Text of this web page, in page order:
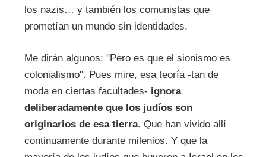
los nazis… y también los comunistas que
prometían un mundo sin identidades.
Me dirán algunos: "Pero es que el sionismo es
colonialismo". Pues mire, esa teoría -tan de
moda en ciertas facultades- ignora
deliberadamente que los judíos son
originarios de esa tierra. Que han vivido allí
continuamente durante milenios. Y que la